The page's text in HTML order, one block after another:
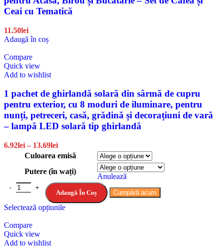
Ceai cu Tematică
11.50lei
Adaugă în coș
Compare
Quick view
Add to wishlist
1 pachet de ghirlandă solară din sârmă de cupru
pentru exterior, cu 8 moduri de iluminare, pentru
nunți, petreceri, casă, grădină și decorațiuni de vară
– lampă LED solară tip ghirlandă
6.92lei – 13.69lei
Culoarea emisă
Putere (în wați)
Anulează
Adaugă În Coș Cumpără acum
Selectează opțiunile
Compare
Quick view
Add to wishlist